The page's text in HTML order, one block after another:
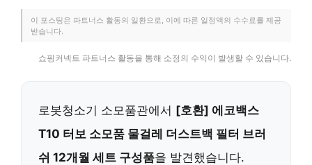
이 포스팅은 파트너스 활동의 일환으로, 이에 따른 일정액의 수수료를 제공
받습니다.
쇼핑커넥트 파트너스 활동을 통해 소정의 수익이 발생할 수 있습니다.
로봇청소기 소모품관에서 [호환] 에코백스
T10 터보 소모품 물걸레 더스트백 필터 브러
쉬 12개월 세트 구성품을 발견했습니다.